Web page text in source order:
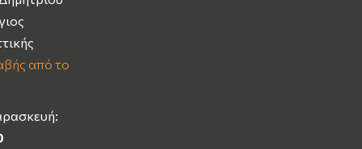
από το